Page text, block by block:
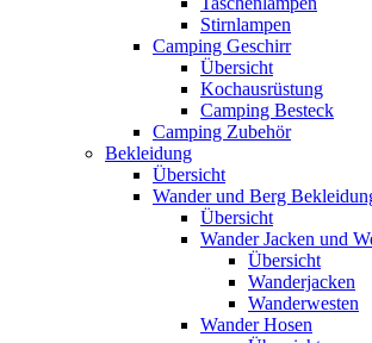
Stirnlampen
Camping Geschirr
Übersicht
Kochausrüstung
Camping Besteck
Camping Zubehör
Bekleidung
Übersicht
Wander und Berg
Übersicht
Wander Jacken und
Übersicht
Wanderjacken
Wanderwesten
Wander Hosen